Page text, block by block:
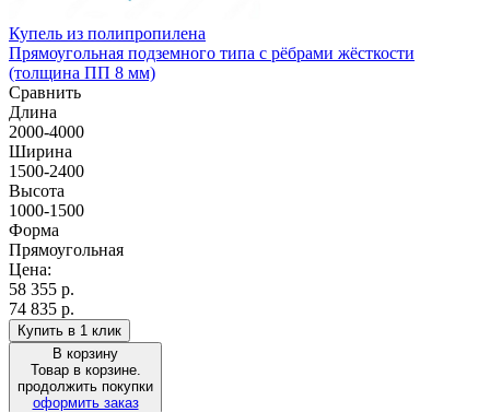
Купель из полипропилена
Прямоугольная подземного типа с рёбрами жёсткости
(толщина ПП 8 мм)
Сравнить
Длина
2000-4000
Ширина
1500-2400
Высота
1000-1500
Форма
Прямоугольная
Цена:
58 355 р.
74 835 р.
Купить в 1 клик
В корзину
Товар в корзине.
продолжить покупки
оформить заказ